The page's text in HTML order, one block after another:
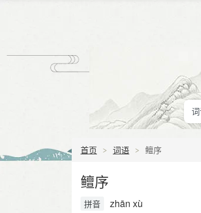
首页 词语 鳣序
鳣序
拼音 zhān xù